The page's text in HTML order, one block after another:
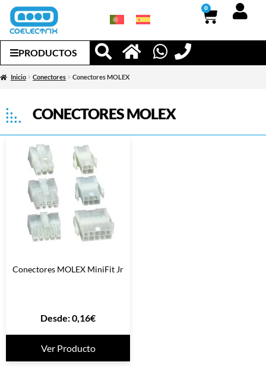
0
PRODUCTOS
Inicio Conectores Conectores MOLEX
CONECTORES MOLEX
Conectores MOLEX MiniFit Jr
Desde:0,16€
Ver Producto